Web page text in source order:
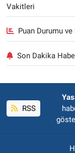
Vakitleri
Puan Durumu
Son Dakika
RSS